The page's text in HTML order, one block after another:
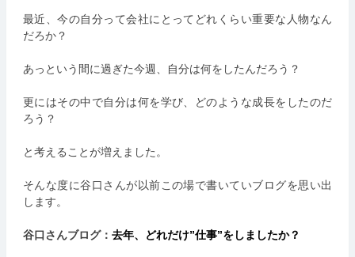
最近、今の自分って会社にとってどれくらい重要な人物なん
だろか？
あっという間に過ぎた今週、自分は何をしたんだろう？
更にはその中で自分は何を学び、どのような成長をしたのだ
ろう？
と考えることが増えました。
そんな度に谷口さんが以前この場で書いていブログを思い出
します。
谷口さんブログ： 去年、どれだけ”仕事”をしましたか？